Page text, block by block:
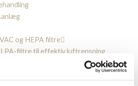
og HEPA filtre
filtre til effektiv luftrensning